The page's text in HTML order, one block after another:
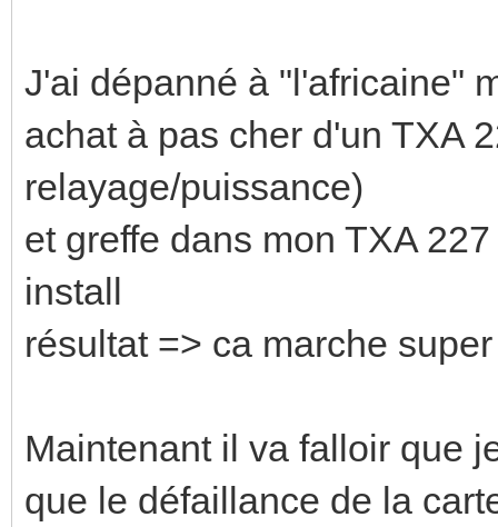
J'ai dépanné à "l'africaine"
achat à pas cher d'un TXA
relayage/puissance)
et greffe dans mon TXA
install
résultat => ca marche
Maintenant il va falloir que
que le défaillance de la